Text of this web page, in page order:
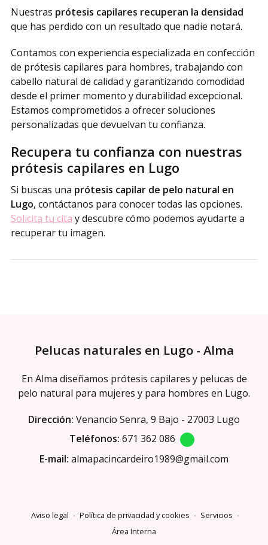
Nuestras prótesis capilares recuperan la densidad
que has perdido con un resultado que nadie notará.
Contamos con experiencia especializada en confección
de prótesis capilares para hombres, trabajando con
cabello natural de calidad y garantizando comodidad
desde el primer momento y durabilidad excepcional.
Estamos comprometidos a ofrecer soluciones
personalizadas que devuelvan tu confianza.
Recupera tu confianza con nuestras
prótesis capilares en Lugo
Si buscas una prótesis capilar de pelo natural en
Lugo, contáctanos para conocer todas las opciones.
Solicita tu cita y descubre cómo podemos ayudarte a
recuperar tu imagen.
Pelucas naturales en Lugo - Alma
En Alma diseñamos prótesis capilares y pelucas de
pelo natural para mujeres y para hombres en Lugo.
Dirección: Venancio Senra, 9 Bajo - 27003 Lugo
Teléfonos: 671 362 086
E-mail: almapacincardeiro1989@gmail.com
Aviso legal - Política de privacidad y cookies - Servicios -
Área Interna